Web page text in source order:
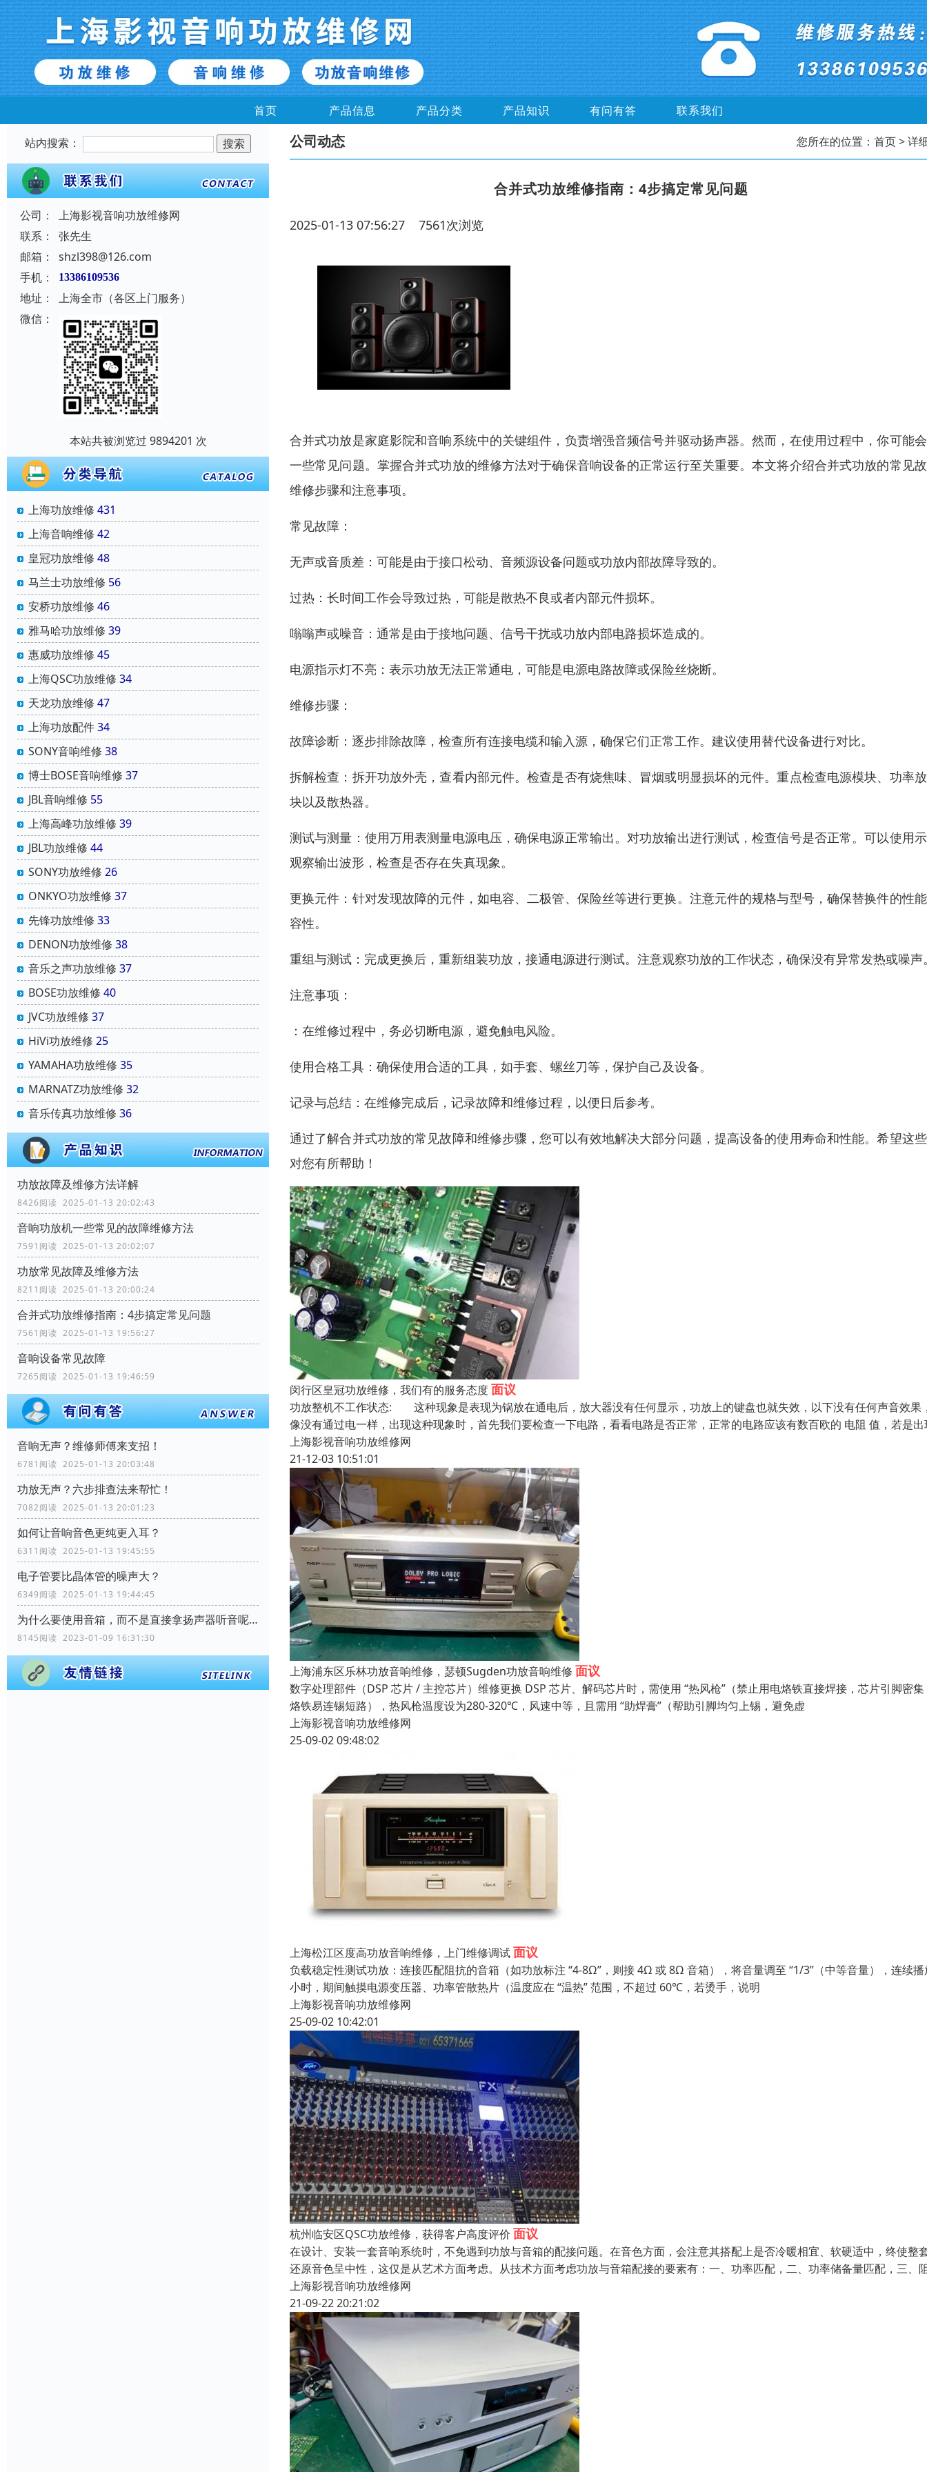
首页 产品信息 产品分类 产品知识 有问有答 联系我们
站内搜索：
公司：
上海影视音响功放维修网
联系：
张先生
邮箱：
shzl398@126.com
手机：
13386109536
地址：
上海全市（各区上门服务）
微信：
本站共被浏览过 9894201 次
上海功放维修 431
上海音响维修 42
皇冠功放维修 48
马兰士功放维修 56
安桥功放维修 46
雅马哈功放维修 39
惠威功放维修 45
上海QSC功放维修 34
天龙功放维修 47
上海功放配件34
SONY音响维修 38
博士BOSE音响维修 37
JBL音响维修 55
上海高峰功放维修 39
JBL功放维修 44
SONY功放维修 26
ONKYO功放维修 37
先锋功放维修 33
DENON功放维修 38
音乐之声功放维修 37
BOSE功放维修 40
JVC功放维修 37
HiVi功放维修 25
YAMAHA功放维修 35
MARNATZ功放维修 32
音乐传真功放维修 36
功放故障及维修方法详解
8426阅读 2025-01-13 20:02:43
音响功放机一些常见的故障维修方法
7591阅读 2025-01-13 20:02:07
功放常见故障及维修方法
8211阅读 2025-01-13 20:00:24
合并式功放维修指南：4步搞定常见问题
7561阅读 2025-01-13 19:56:27
音响设备常见故障
7265阅读 2025-01-13 19:46:59
音响无声？维修师傅来支招！
6781阅读 2025-01-13 20:03:48
功放无声？六步排查法来帮忙！
7082阅读 2025-01-13 20:01:23
如何让音响音色更纯更入耳？
6311阅读 2025-01-13 19:45:55
电子管要比晶体管的噪声大？
6349阅读 2025-01-13 19:44:45
为什么要使用音箱，而不是直接拿扬声器听音呢？
8145阅读 2023-01-09 16:31:30
公司动态 您所在的位置： 首页> 详
合并式功放维修指南：4步搞定常见问题
2025-01-13 07:56:27 7561次浏览
合并式功放是家庭影院和音响系统中的关键组件，负责增强音频信号并驱动扬声器。然而，在使用过程中，你可能
一些常见问题。掌握合并式功放的维修方法对于确保音响设备的正常运行至关重要。本文将介绍合并式功放的常见
维修步骤和注意事项。
常见故障：
无声或音质差：可能是由于接口松动、音频源设备问题或功放内部故障导致的。
过热：长时间工作会导致过热，可能是散热不良或者内部元件损坏。
嗡嗡声或噪音：通常是由于接地问题、信号干扰或功放内部电路损坏造成的。
电源指示灯不亮：表示功放无法正常通电，可能是电源电路故障或保险丝烧断。
维修步骤：
故障诊断：逐步排除故障，检查所有连接电缆和输入源，确保它们正常工作。建议使用替代设备进行对比。
拆解检查：拆开功放外壳，查看内部元件。检查是否有烧焦味、冒烟或明显损坏的元件。重点检查电源模块、功率
块以及散热器。
测试与测量：使用万用表测量电源电压，确保电源正常输出。对功放输出进行测试，检查信号是否正常。可以使用
观察输出波形，检查是否存在失真现象。
更换元件：针对发现故障的元件，如电容、二极管、保险丝等进行更换。注意元件的规格与型号，确保替换件的性
容性。
重组与测试：完成更换后，重新组装功放，接通电源进行测试。注意观察功放的工作状态，确保没有异常发热或噪声
注意事项：
：在维修过程中，务必切断电源，避免触电风险。
使用合格工具：确保使用合适的工具，如手套、螺丝刀等，保护自己及设备。
记录与总结：在维修完成后，记录故障和维修过程，以便日后参考。
通过了解合并式功放的常见故障和维修步骤，您可以有效地解决大部分问题，提高设备的使用寿命和性能。希望这
对您有所帮助！
闵行区皇冠功放维修，我们有的服务态度面议
功放整机不工作状态: 这种现象是表现为锅放在通电后，放大器没有任何显示，功放上的键盘也就失效，以下没有任何声音效果
像没有通过电一样，出现这种现象时，首先我们要检查一下电路，看看电路是否正常，正常的电路应该有数百欧的 电阻 值，若是出
上海影视音响功放维修网
21-12-03 10:51:01
上海浦东区乐林功放音响维修，瑟顿Sugden功放音响维修 面议
数字处理部件（DSP 芯片 / 主控芯片）维修更换 DSP 芯片、解码芯片时，需使用 “热风枪”（禁止用电烙铁直接焊接，芯片引脚密
烙铁易连锡短路），热风枪温度设为280-320℃，风速中等，且需用 “助焊膏”（帮助引脚均匀上锡，避免虚
上海影视音响功放维修网
25-09-02 09:48:02
上海松江区度高功放音响维修，上门维修调试面议
负载稳定性测试功放：连接匹配阻抗的音箱（如功放标注 “4-8Ω”，则接 4Ω 或 8Ω 音箱），将音量调至 “1/3”（中等音量），连续播
小时，期间触摸电源变压器、功率管散热片（温度应在 “温热” 范围，不超过 60℃，若烫手，说明
上海影视音响功放维修网
25-09-02 10:42:01
杭州临安区QSC功放维修，获得客户高度评价 面议
在设计、安装一套音响系统时，不免遇到功放与音箱的配接问题。在音色方面，会注意其搭配上是否冷暖相宜、软硬适中，终使整
还原音色呈中性，这仅是从艺术方面考虑。从技术方面考虑功放与音箱配接的要素有：一、功率匹配，二、功率储备量匹配，三、
上海影视音响功放维修网
21-09-22 20:21:02